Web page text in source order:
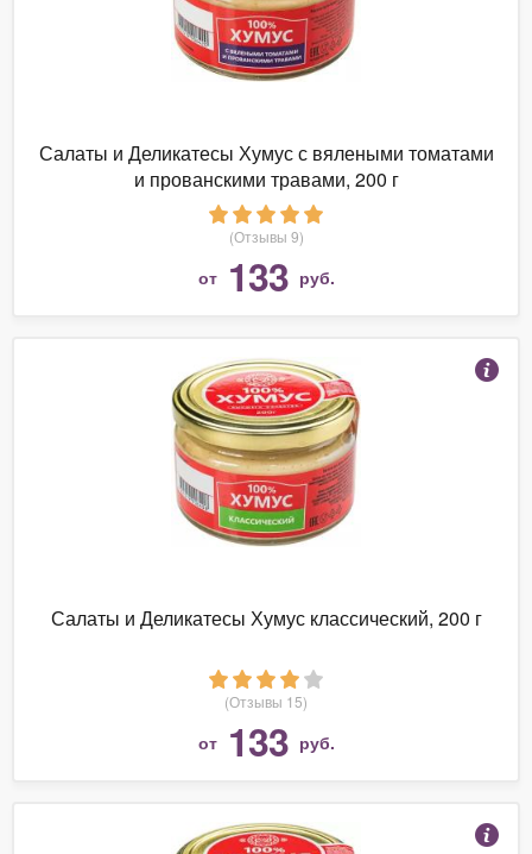
Салаты и Деликатесы Хумус с вялеными томатами
и прованскими травами, 200 г
(Отзывы 9)
от 133 руб.
Салаты и Деликатесы Хумус классический, 200 г
(Отзывы 15)
от 133 руб.